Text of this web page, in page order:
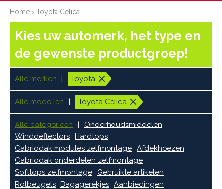
Home › Toyota Celica
Kies uw automerk, het type en
de gewenste productgroep!
Alle merken Toyota
Alle modellen Toyota Celica
Alle categorieën
Onderhoudsmiddelen
Winddeflectors Hardtops
Cabriodak modules zelfmontage Afdekhoezen
Cabriodak onderdelen zelfmontage
Softtops zelfmontage
Gebruikte artikelen
Rolbeugels Bagagerekjes Aanbiedingen